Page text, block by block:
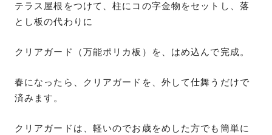
テラス屋根をつけて、柱にコの字金物をセットし、落
とし板の代わりに
クリアガード（万能ポリカ板）を、はめ込んで完成。
春になったら、クリアガードを、外して仕舞うだけで
済みます。
クリアガードは、軽いのでお歳をめした方でも簡単に